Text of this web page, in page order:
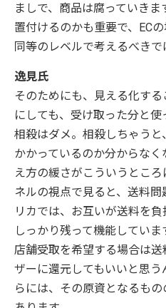
ましで、商品は腐っていき
置付けるのかも重要で、EC
同等のレベルで考えるべきで
逸見氏
そのためにも、見える化す
にしても、受け取った分と使
相殺はダメ。相殺しちゃう
かかっているのか分からな
え方の緩さがこういうとこ
ネルの視点で見ると、送料
リカでは、お互いが送料を負
しっかり残って機能していま
店舗受取を希望する場合は
ザーに還元してもいいと思
らには、その原資となるも